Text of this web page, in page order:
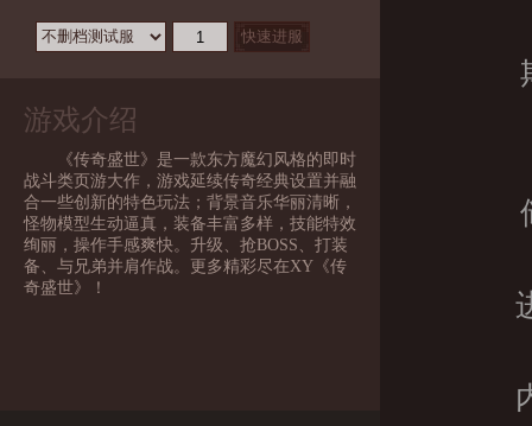
游戏介绍
《传奇盛世》是一款东方魔幻风格的即时
战斗类页游大作，游戏延续传奇经典设置并融
合一些创新的特色玩法；背景音乐华丽清晰，
怪物模型生动逼真，装备丰富多样，技能特效
绚丽，操作手感爽快。升级、抢BOSS、打装
备、与兄弟并肩作战。更多精彩尽在XY《传
奇盛世》！